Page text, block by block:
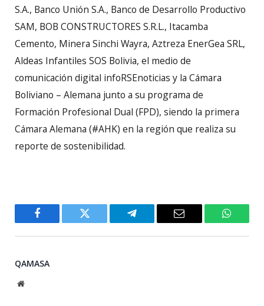
S.A., Banco Unión S.A., Banco de Desarrollo Productivo
SAM, BOB CONSTRUCTORES S.R.L., Itacamba
Cemento, Minera Sinchi Wayra, Aztreza EnerGea SRL,
Aldeas Infantiles SOS Bolivia, el medio de
comunicación digital infoRSEnoticias y la Cámara
Boliviano – Alemana junto a su programa de
Formación Profesional Dual (FPD), siendo la primera
Cámara Alemana (#AHK) en la región que realiza su
reporte de sostenibilidad.
Facebook Twitter Telegram Email
QAMASA
Website